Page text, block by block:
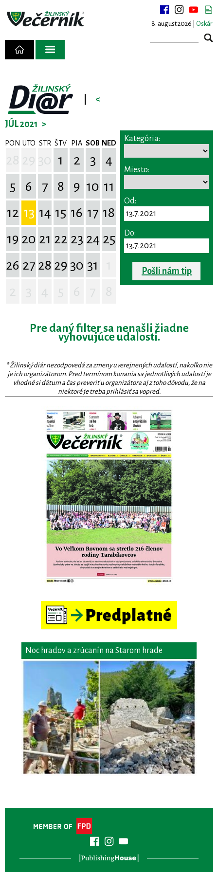
8. august 2026 | Oskár
<
JÚL 2021 >
PON UTO STR ŠTV PIA SOB NED
1 2 3
4
5
6 7 8 9 10 11
12 13 14 15 16 17 18
19 20 21 22 23 24 25
26 27 28 29 30 31
Kategória:
Miesto:
Od:
Do:
Pošli nám tip
Pre daný filter sa nenašli žiadne
vyhovujúce udalosti.
* Žilinský diár nezodpovedá za zmeny uverejnených udalostí, nakoľko nie
je ich organizátorom. Pred termínom konania sa jednotlivých udalostí je
vhodné si dátum a čas preveriť u organizátora aj z toho dôvodu, že na
niektoré je treba prihlásiť sa vopred.
Noc hradov a zrúcanín na Starom hrade